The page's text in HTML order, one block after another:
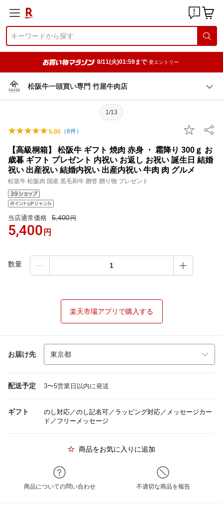
8/11(火)01:59まで 要エントリー
松阪牛一頭買い専門 竹屋牛肉店
1/13
5.00 （6件）
【高級桐箱】 松阪牛 ギフト 焼肉 赤身 ・ 霜降り 300ｇ お
歳暮 ギフト プレゼント 内祝い お返し お祝い 誕生日 結婚
祝い 出産祝い 結婚内祝い 出産内祝い 牛肉 肉 グルメ
松坂牛 松阪肉 国産 黒毛和牛 贈答 贈り物 プレゼント
当店通常価格 5,400円
5,400 円
数量
楽天市場アプリで購入する
お届け先
配送予定 3〜5営業日以内に発送
ギフト
のし対応／のし記名可／ラッピング対応／メッセージカー
ド／フリーメッセージ
商品をお気に入りに追加
商品についての問い合わせ 不適切な商品を報告